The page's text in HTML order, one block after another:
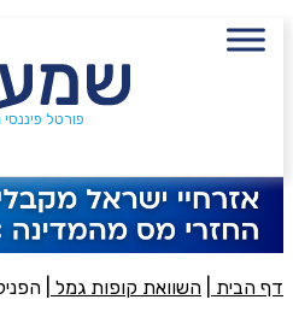
פורטל
דף הבית השוואת קופות גמל
שם מלא
פעולה נדרשת